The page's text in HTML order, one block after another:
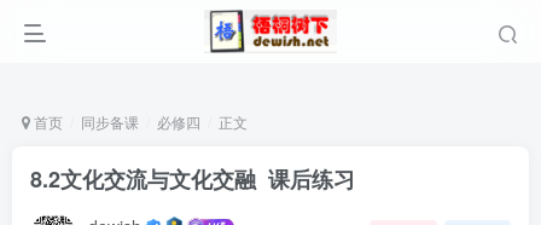
首页 同步备课 必修四 正文
8.2文化交流与文化交融 课后练习